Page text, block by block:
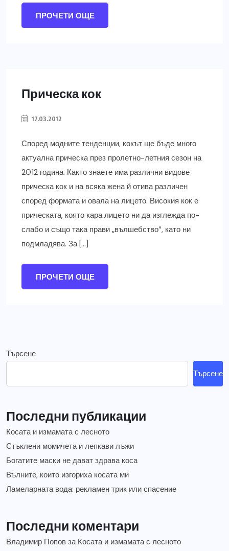
ПРОЧЕТИ ОЩЕ
Прическа кок
17.03.2012
Според модните тенденции, кокът ще бъде много
актуална прическа през пролетно-летния сезон на
2012 година. Както знаете има различни видове
прическа кок и на всяка жена й отива различен
според формата и овала на лицето. Високия кок е
прическата, която кара лицето ни да изглежда по-
слабо и също така прави „вълшебство“, като ни
подмладява. За […]
ПРОЧЕТИ ОЩЕ
Търсене
Търсене
Последни публикации
Косата и измамата с лесното
Стъклени момичета и лепкави лъжи
Богатите маски не дават здрава коса
Вълните, които изгориха косата ми
Ламеларната вода: рекламен трик или спасение
Последни коментари
Владимир Попов за Косата и измамата с лесното